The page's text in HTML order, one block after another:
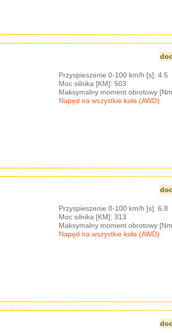
Przyspieszenie 0-100 km/h [s]: 4.5
Moc silnika [KM]: 503
Maksymalny moment obrotowy
Napęd na wszystkie koła (AWD)
Przyspieszenie 0-100 km/h [s]: 6.8
Moc silnika [KM]: 313
Maksymalny moment obrotowy
Napęd na wszystkie koła (AWD)